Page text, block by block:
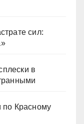
сил:
в
по Красному